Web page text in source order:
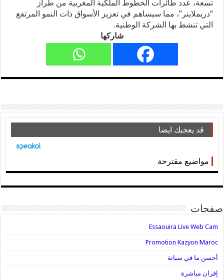
تسعة، عدد طائرات الخطوط الملكية المغربية من طراز
“دريملاينر”، مما سيساهم في تعزيز الأسواق ذات النمو المرتفع
التي تنشط بها الشركة الوطنية.
شاركها
قد يعجبك ايضا
مواضيع مقترحة
صفحات
Essaouira Live Web Cam
Promotion Kazyon Maroc
أحسن ما في سباتة
إفران مباشرة